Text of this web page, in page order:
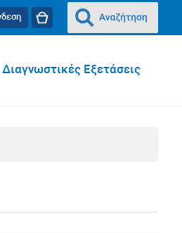
Διαγνωστικές Εξετάσεις